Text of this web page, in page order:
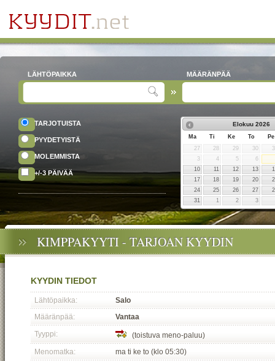
LÄHTÖPAIKKA MÄÄRÄNPÄÄ
TARJOTUISTA
PYYDETYISTÄ
MOLEMMISTA
+/-3 PÄIVÄÄ
Elokuu 2026
Ma Ti Ke To
Pe
27
28 29 30
3
4 5
6
10
11 12 13
17
18 19 20
24
25 26 27
31
1 2 3
KIMPPAKYYTI - TARJOAN KYYDIN
KYYDIN TIEDOT
Lähtöpaikka:
Salo
Määränpää:
Vantaa
Tyyppi:
(toistuva meno-paluu)
Menomatka:
ma ti ke to (klo 05:30)